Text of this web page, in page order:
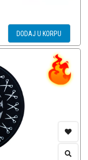
DODAJ U KORPU